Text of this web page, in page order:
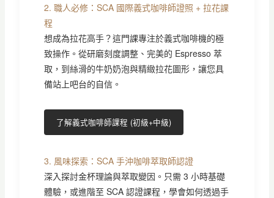
2. 職人必修：SCA 國際義式咖啡師證照 + 拉花課
程
想成為拉花高手？這門課專注於義式咖啡機的極
致操作。從研磨刻度調整、完美的 Espresso 萃
取，到絲滑的牛奶奶泡與精緻拉花圖形，讓您具
備站上吧台的自信。
了解義式咖啡師課程 (初級+中級)
3. 風味探索：SCA 手沖咖啡萃取師認證
深入探討金杯理論與萃取變因。只需 3 小時基礎
體驗，或進階至 SCA 認證課程，學會如何透過手